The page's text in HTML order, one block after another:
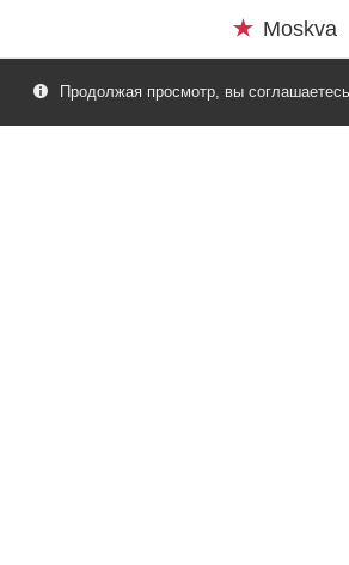
Moskva
Продолжая просмотр, вы